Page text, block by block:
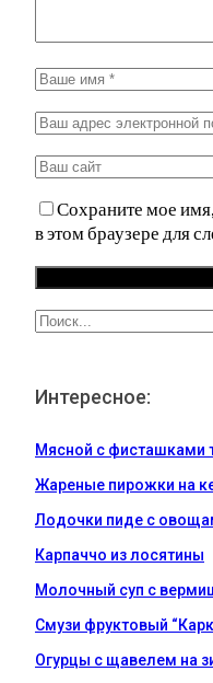
Сохраните мое
в этом браузере для
Интересное:
Мясной с фисташками
Жареные пирожки на
Лодочки пиде с
Карпаччо из лосятины
Молочный суп с
Смузи фруктовый
Огурцы с щавелем на